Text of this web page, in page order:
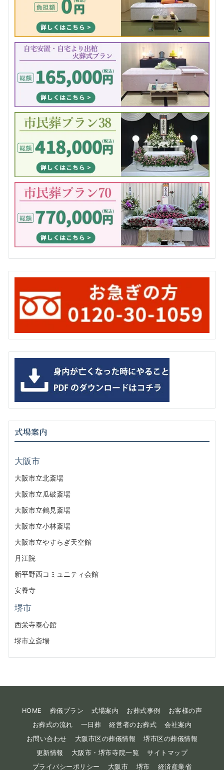
式場案内
大阪市
大阪市立北斎場
大阪市立瓜破斎場
大阪市立鶴見斎場
大阪市立小林斎場
大阪市立やすらぎ天空館
月江院
新平野西コミュニティ会館
安養寺
堺市
西栄寺泰心館
堺市立斎場
HOME 葬儀プラン 式場案内 お葬式事例
お客様の声
お葬式の流れ
一日葬 経営者のお葬式
会社案内
お問い合わせ
大阪市区の葬儀情報
堺市区の葬儀情報
更新情報
大阪市・堺市寺院一覧
サイトマップ
プライバシーポリシー
大阪市 堺市 経済産業省